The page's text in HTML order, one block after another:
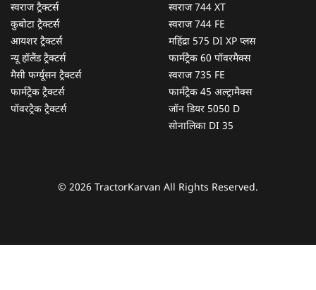
स्वराज ट्रैक्टर्स
कुबोटा ट्रैक्टर्स
आयशर ट्रैक्टर्स
न्यू हॉलैंड ट्रैक्टर्स
मैसी फर्ग्यूसन ट्रैक्टर्स
फार्मट्रैक ट्रैक्टर्स
पॉवरट्रैक ट्रैक्टर्स
स्वराज 744 XT
स्वराज 744 FE
महिंद्रा 575 DI XP प्लस
फार्मट्रैक 60 पॉवरमैक्स
स्वराज 735 FE
फार्मट्रैक 45 अल्ट्रामैक्स
जॉन डियर 5050 D
सोनालिका DI 35
© 2026 TractorKarvan All Rights Reserved.